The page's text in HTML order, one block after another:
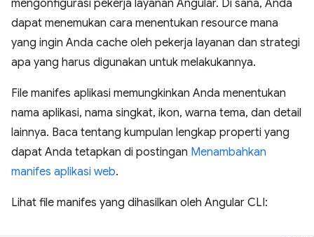
mengonfigurasi pekerja layanan Angular. Di sana, Anda
dapat menemukan cara menentukan resource mana
yang ingin Anda cache oleh pekerja layanan dan strategi
apa yang harus digunakan untuk melakukannya.
File manifes aplikasi memungkinkan Anda menentukan
nama aplikasi, nama singkat, ikon, warna tema, dan detail
lainnya. Baca tentang kumpulan lengkap properti yang
dapat Anda tetapkan di postingan Menambahkan
manifes aplikasi web.
Lihat file manifes yang dihasilkan oleh Angular CLI: